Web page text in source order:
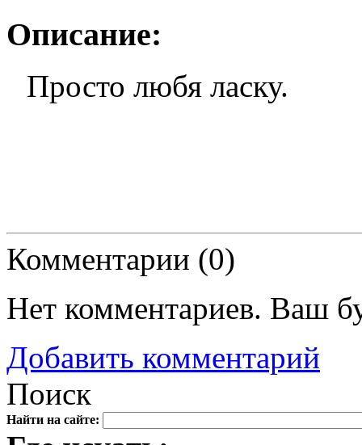
Описание:
Просто любя ласку.
Комментарии (0)
Нет комментариев. Ваш
Добавить комментарий
Поиск
Найти на сайте: